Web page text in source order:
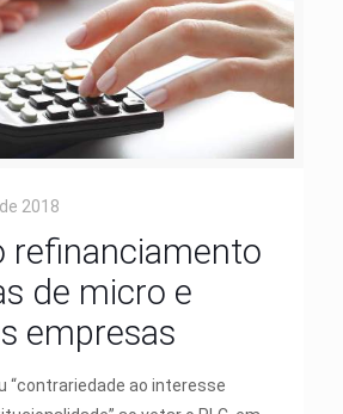
2018
refinanciamento
de micro e
empresas
“contrariedade ao interesse